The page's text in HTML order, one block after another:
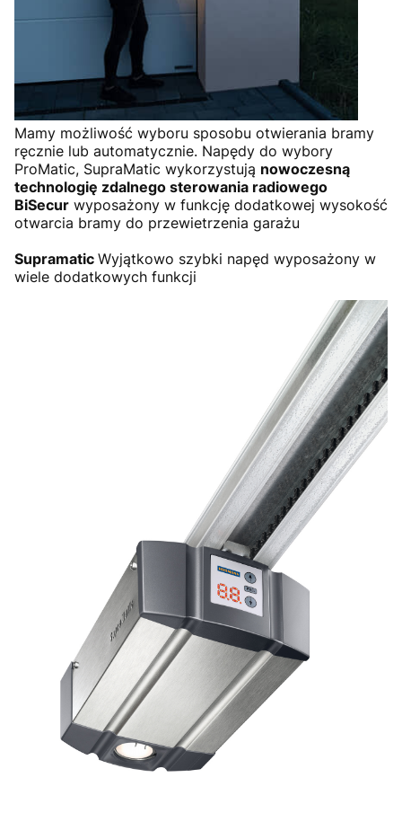
Mamy możliwość wyboru sposobu otwierania bramy
ręcznie lub automatycznie. Napędy do wybory
ProMatic, SupraMatic wykorzystują nowoczesną
technologię zdalnego sterowania radiowego
BiSecur wyposażony w funkcję dodatkowej wysokość
otwarcia bramy do przewietrzenia garażu
Supramatic Wyjątkowo szybki napęd wyposażony w
wiele dodatkowych funkcji